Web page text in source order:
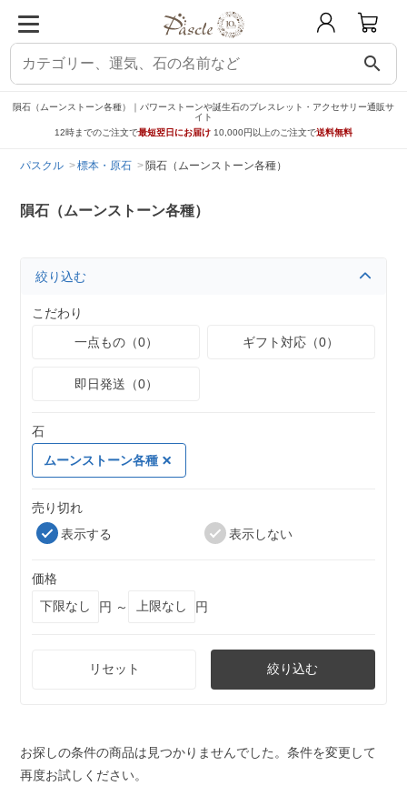
search
隕石（ムーンストーン各種）｜パワーストーンや誕生石のブレスレット・アクセサリー通販サ
イト
12時までのご注文で最短翌日にお届け 10,000円以上のご注文で送料無料
パスクル 標本・原石 隕石（ムーンストーン各種）
隕石（ムーンストーン各種）
絞り込む
こだわり
一点もの（0）
ギフト対応（0）
即日発送（0）
石
ムーンストーン各種
売り切れ
表示する
表示しない
価格
円 ～
円
リセット 絞り込む
お探しの条件の商品は見つかりませんでした。条件を変更して
再度お試しください。